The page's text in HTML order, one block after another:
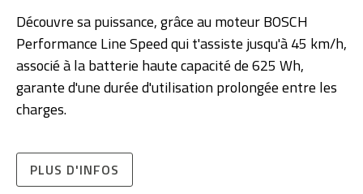
Découvre sa puissance, grâce au moteur BOSCH
Performance Line Speed qui t'assiste jusqu'à 45 km/h,
associé à la batterie haute capacité de 625 Wh,
garante d'une durée d'utilisation prolongée entre les
charges.
PLUS D'INFOS